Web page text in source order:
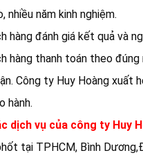
nhiều năm kinh nghiệm.
hàng đánh giá kết quả và
hàng thanh toán theo
Công ty Huy Hoàng xuất
hành.
dịch vụ của công ty Huy
tại TPHCM, Bình